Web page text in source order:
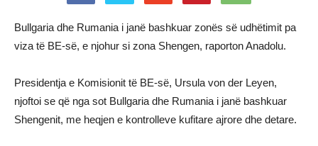
Bullgaria dhe Rumania i janë bashkuar zonës së udhëtimit pa
viza të BE-së, e njohur si zona Shengen, raporton Anadolu.
Presidentja e Komisionit të BE-së, Ursula von der Leyen,
njoftoi se që nga sot Bullgaria dhe Rumania i janë bashkuar
Shengenit, me heqjen e kontrolleve kufitare ajrore dhe detare.